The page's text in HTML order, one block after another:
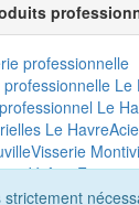
professionnelle
Le
Le
Le Havre
Visserie
JérômeFixation
Outillage